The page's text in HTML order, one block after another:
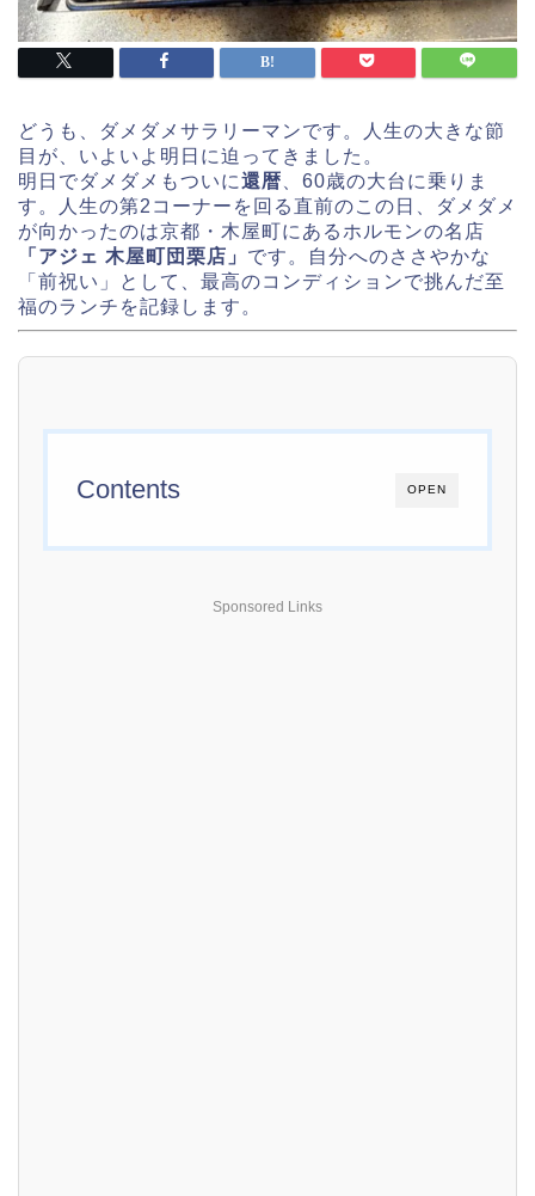
どうも、ダメダメサラリーマンです。人生の大きな節
目が、いよいよ明日に迫ってきました。
明日でダメダメもついに還暦 、60歳の大台に乗りま
す。人生の第2コーナーを回る直前のこの日、ダメダメ
が向かったのは京都・木屋町にあるホルモンの名店
「アジェ 木屋町団栗店」 です。自分へのささやかな
「前祝い」として、最高のコンディションで挑んだ至
福のランチを記録します。
OPEN
Contents
Sponsored Links